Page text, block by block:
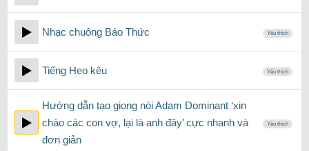
Nhạc chuông Báo Thức Yêu thích
Tiếng Heo kêu Yêu thích
Hướng dẫn tạo giọng nói Adam Dominant ‘xin
chào các con vợ, lại là anh đây’ cực nhanh và
đơn giản
Yêu thích